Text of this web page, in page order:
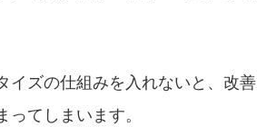
イズの仕組みを入れないと、改善
てしまいます。